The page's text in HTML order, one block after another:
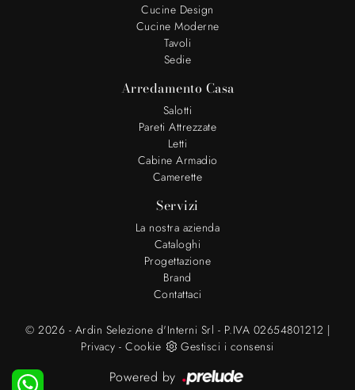
Cucine Design
Cucine Moderne
Tavoli
Sedie
Arredamento Casa
Salotti
Pareti Attrezzate
Letti
Cabine Armadio
Camerette
Servizi
La nostra azienda
Cataloghi
Progettazione
Brand
Contattaci
© 2026 - Ardin Selezione d'Interni Srl - P.IVA 02654801212 |
Privacy -Cookie Gestisci i consensi
Powered by